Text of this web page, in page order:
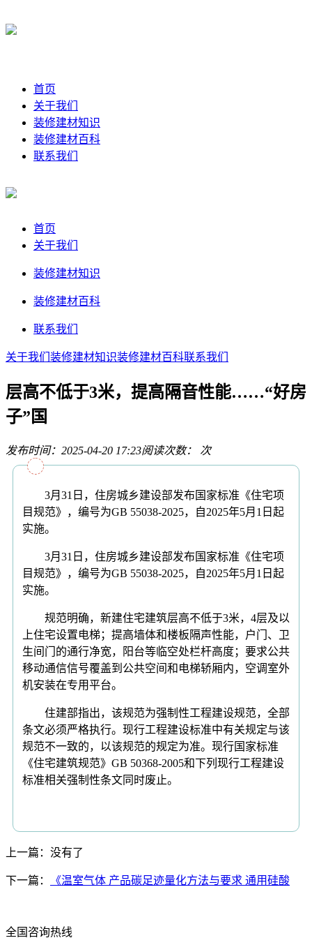
首页
关于我们
装修建材知识
装修建材百科
联系我们
首页
关于我们
装修建材知识
装修建材百科
联系我们
关于我们 装修建材知识装修建材百科联系我们
层高不低于3米，提高隔音性能……“好房
子”国
发布时间：2025-04-20 17:23阅读次数： 次
3月31日，住房城乡建设部发布国家标准《住宅项
目规范》，编号为GB 55038-2025，自2025年5月1日起
实施。
3月31日，住房城乡建设部发布国家标准《住宅项
目规范》，编号为GB 55038-2025，自2025年5月1日起
实施。
规范明确，‍新建住宅建筑层高不低于3米，4层及以
上住宅设置电梯；提高墙体和楼板隔声性能，户门、卫
生间门的通行净宽，阳台等临空处栏杆高度‍；要求公共
移动通信信号覆盖到公共空间和电梯轿厢内，空调室外
机安装在专用平台。
住建部指出，该规范为强制性工程建设规范，全部
条文必须严格执行。现行工程建设标准中有关规定与该
规范不一致的，以该规范的规定为准。现行国家标准
《住宅建筑规范》GB 50368-2005和下列现行工程建设
标准相关强制性条文同时废止。
上一篇：没有了
下一篇： 《温室气体 产品碳足迹量化方法与要求 通用硅酸
全国咨询热线